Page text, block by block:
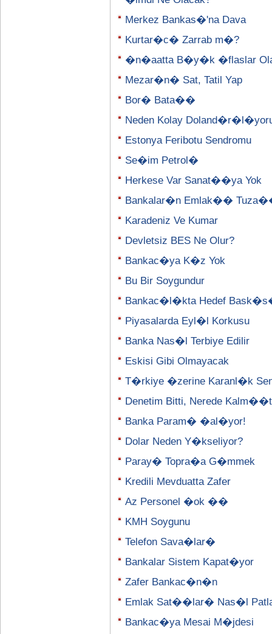
Merkez Bankas�'na Dava
Kurtar�c� Zarrab m�?
�n�aatta B�y�k �flaslar
Mezar�n� Sat, Tatil Yap
Bor� Bata��
Neden Kolay
Estonya Feribotu Sendromu
Se�im Petrol�
Herkese Var Sanat��ya Yok
Bankalar�n Emlak��
Karadeniz Ve Kumar
Devletsiz BES Ne Olur?
Bankac�ya K�z Yok
Bu Bir Soygundur
Bankac�l�kta Hedef
Piyasalarda Eyl�l Korkusu
Banka Nas�l Terbiye Edilir
Eskisi Gibi Olmayacak
T�rkiye �zerine Karanl�k
Denetim Bitti, Nerede
Banka Param� �al�yor!
Dolar Neden Y�kseliyor?
Paray� Topra�a G�mmek
Kredili Mevduatta Zafer
Az Personel �ok ��
KMH Soygunu
Telefon Sava�lar�
Bankalar Sistem Kapat�yor
Zafer Bankac�n�n
Emlak Sat��lar� Nas�l
Bankac�ya Mesai M�jdesi